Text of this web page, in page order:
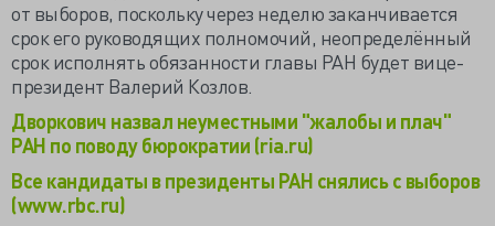
от выборов, поскольку через неделю заканчивается
срок его руководящих полномочий, неопределённый
срок исполнять обязанности главы РАН будет вице-
президент Валерий Козлов.
Дворкович назвал неуместными "жалобы и плач"
РАН по поводу бюрократии (ria.ru)
Все кандидаты в президенты РАН снялись с выборов
(www.rbc.ru)